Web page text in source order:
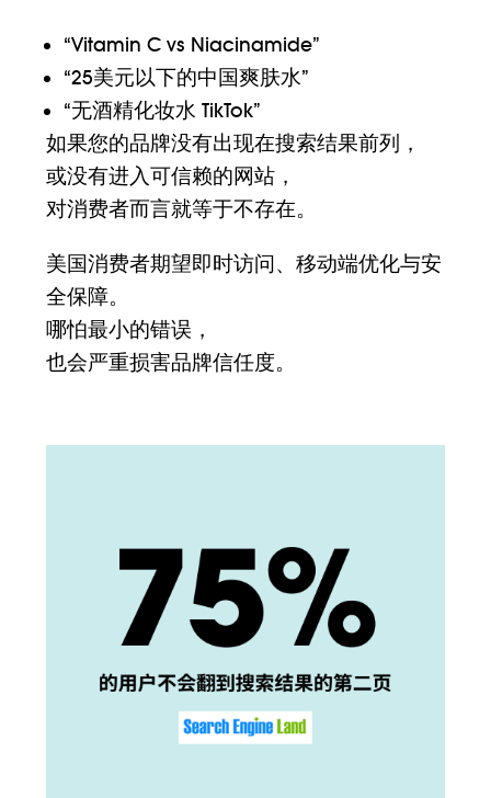
“Vitamin C vs Niacinamide”
“25美元以下的中国爽肤水”
“无酒精化妆水 TikTok”
如果您的品牌没有出现在搜索结果前列，
或没有进入可信赖的网站，
对消费者而言就等于不存在。
美国消费者期望即时访问、移动端优化与安
全保障。
哪怕最小的错误，
也会严重损害品牌信任度。